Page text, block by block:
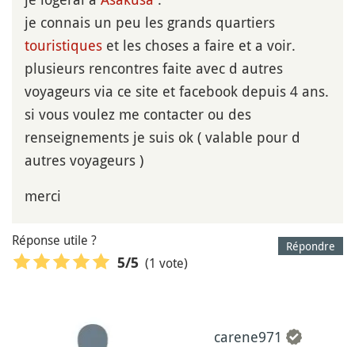
je connais un peu les grands quartiers
touristiques et les choses a faire et a voir.
plusieurs rencontres faite avec d autres
voyageurs via ce site et facebook depuis 4 ans.
si vous voulez me contacter ou des
renseignements je suis ok ( valable pour d
autres voyageurs )
merci
Répondre
Réponse utile ?
5/5 (1 vote)
carene971